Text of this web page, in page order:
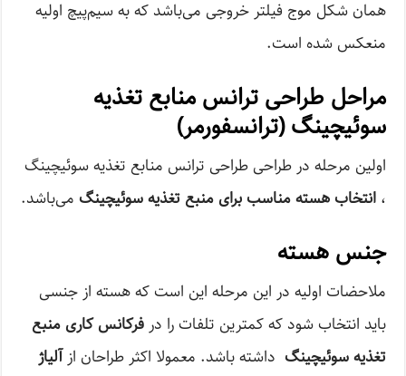
همان شکل موج فیلتر خروجی می‌باشد که به سیم‌پیچ اولیه
منعکس شده است.
مراحل طراحی ترانس منابع تغذیه
سوئیچینگ (ترانسفورمر)
اولین مرحله در طراحی طراحی ترانس منابع تغذیه سوئیچینگ
،انتخاب هسته مناسب برای منبع تغذیه سوئیچینگ می‌باشد.
جنس هسته
ملاحضات اولیه در این مرحله این است که هسته‌ از جنسی
باید انتخاب شود که کمترین تلفات را درفرکانس کاری منبع
تغذیه سوئیچینگ داشته باشد. معمولا اکثر طراحان ازآلیاژ